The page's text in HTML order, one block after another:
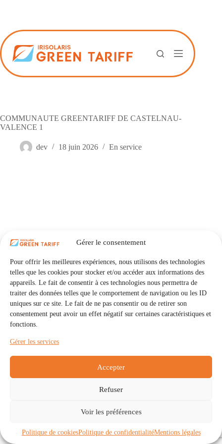
Gérer le consentement
Pour offrir les meilleures expériences, nous utilisons des technologies
telles que les cookies pour stocker et/ou accéder aux informations des
appareils. Le fait de consentir à ces technologies nous permettra de
traiter des données telles que le comportement de navigation ou les ID
uniques sur ce site. Le fait de ne pas consentir ou de retirer son
consentement peut avoir un effet négatif sur certaines caractéristiques et
fonctions.
Gérer les services
Accepter
Refuser
Voir les préférences
Politique de cookiesPolitique de confidentialitéMentions légales
COMMUNAUTE GREENTARIFF DE CASTELNAU-
VALENCE 1
dev 18 juin 2026 En service
Communautés
À propos
Politique de cookies (UE)